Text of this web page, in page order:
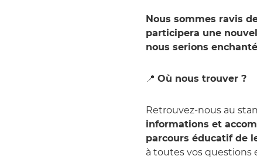
Nous sommes ravis
participera une
nous serions
📍 Où nous trouver ?
Retrouvez-nous au
informations et
parcours éducatif de
à toutes vos questions